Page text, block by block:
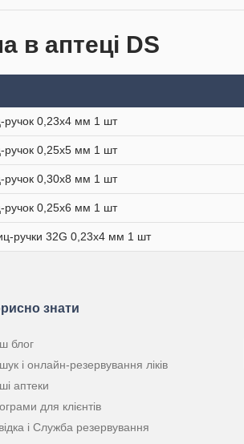
в аптеці DS
ручок 0,23х4 мм 1 шт
ручок 0,25х5 мм 1 шт
ручок 0,30х8 мм 1 шт
ручок 0,25х6 мм 1 шт
ручки 32G 0,23х4 мм 1 шт
знати
блог
і онлайн-резервування ліків
аптеки
для клієнтів
і Служба резервування